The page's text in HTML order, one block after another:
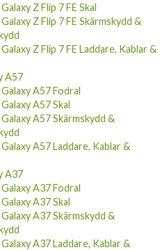
Z Flip 7 FE Skal
Z Flip 7 FE Skärmskydd &
Z Flip 7 FE Laddare, Kablar &
A57
A57 Fodral
A57 Skal
A57 Skärmskydd &
A57 Laddare, Kablar &
A37
A37 Fodral
A37 Skal
A37 Skärmskydd &
A37 Laddare, Kablar &